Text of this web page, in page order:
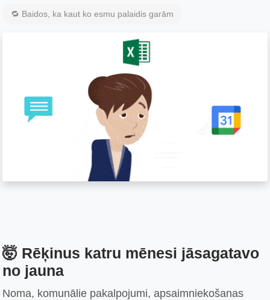
🔁 Baidos, ka kaut ko esmu palaidis garām
🤯 Rēķinus katru mēnesi jāsagatavo
no jauna
Noma, komunālie pakalpojumi, apsaimniekošanas